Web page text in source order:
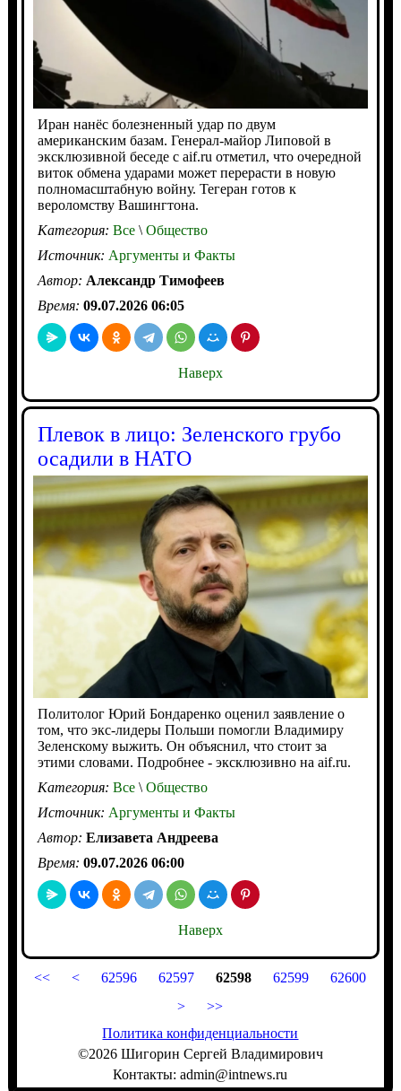
Иран нанёс болезненный удар по двум
американским базам. Генерал-майор Липовой в
эксклюзивной беседе с aif.ru отметил, что очередной
виток обмена ударами может перерасти в новую
полномасштабную войну. Тегеран готов к
вероломству Вашингтона.
Категория: Все\Общество
Источник: Аргументы и Факты
Автор: Александр Тимофеев
Время: 09.07.2026 06:05
Наверх
Плевок в лицо: Зеленского грубо
осадили в НАТО
Политолог Юрий Бондаренко оценил заявление о
том, что экс-лидеры Польши помогли Владимиру
Зеленскому выжить. Он объяснил, что стоит за
этими словами. Подробнее - эксклюзивно на aif.ru.
Категория: Все\Общество
Источник: Аргументы и Факты
Автор: Елизавета Андреева
Время: 09.07.2026 06:00
Наверх
<< < 62596 62597 62598 62599
62600
>
>>
Политика конфиденциальности
©2026 Шигорин Сергей Владимирович
Контакты: admin@intnews.ru